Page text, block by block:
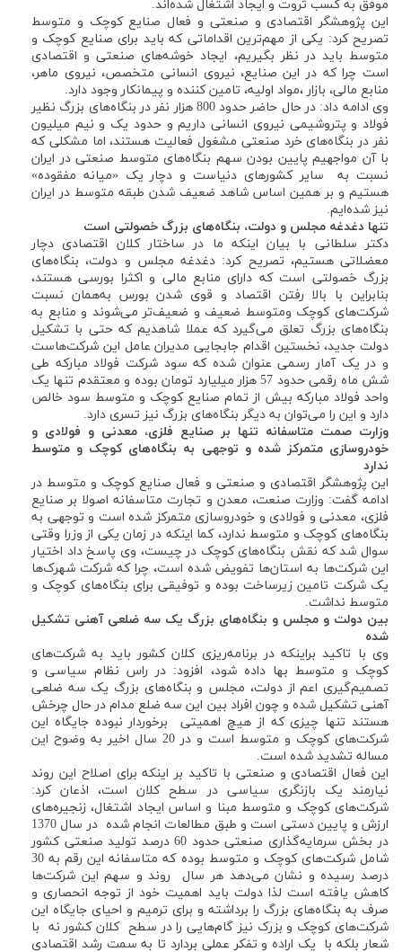
موفق به کسب ثروت و ایجاد اشتغال شده‌اند.
این پژوهشگر اقتصادی و صنعتی و فعال صنایع کوچک و متوسط
تصریح کرد: یکی از مهم‌ترین اقداماتی که باید برای صنایع کوچک و
متوسط باید در نظر بگیریم، ایجاد خوشه‌های صنعتی و اقتصادی
است چرا که در این صنایع، نیروی انسانی متخصص، نیروی ماهر،
منابع مالی، بازار ،مواد اولیه، تامین کننده و پیمانکار وجود دارد.
وی ادامه داد: در حال حاضر حدود 800 هزار نفر در بنگاه‌های بزرگ نظیر
فولاد و پتروشیمی نیروی انسانی داریم و حدود یک و نیم میلیون
نفر در بنگاه‌های خرد صنعتی مشغول فعالیت هستند، اما مشکلی که
با آن مواجهیم پایین بودن سهم بنگاه‌های متوسط صنعتی در ایران
نسبت به سایر کشورهای دنیاست و دچار یک «میانه مفقوده»
هستیم و بر همین اساس شاهد ضعیف شدن طبقه متوسط در ایران
نیز شده‌ایم.
تنها دغدغه مجلس و دولت، بنگاه‌های بزرگ خصولتی است
دکتر سلطانی با بیان اینکه ما در ساختار کلان اقتصادی دچار
معضلاتی هستیم، تصریح کرد: دغدغه مجلس و دولت، بنگاه‌های
بزرگ خصولتی است که دارای منابع مالی و اکثرا بورسی هستند،
بنابراین با بالا رفتن اقتصاد و قوی شدن بورس به‌همان نسبت
شرکت‌های کوچک ومتوسط ضعیف و ضعیف‌تر می‌شوند و منابع به
بنگاه‌های بزرگ تعلق می‌گیرد که عملا شاهدیم که حتی با تشکیل
دولت جدید، نخستین اقدام جابجایی مدیران عامل این شرکت‌هاست
و در یک آمار رسمی عنوان شده که سود شرکت فولاد مبارکه طی
شش ماه رقمی حدود 57 هزار میلیارد تومان بوده و معتقدم تنها یک
واحد فولاد مبارکه بیش از تمام صنایع کوچک و متوسط سود خالص
دارد و این را می‌توان به دیگر بنگاه‌های بزرگ نیز تسری دارد.
وزارت صمت متاسفانه تنها بر صنایع فلزی، معدنی و فولادی و
خودروسازی متمرکز شده و توجهی به بنگاه‌های کوچک و متوسط
ندارد
این پژوهشگر اقتصادی و صنعتی و فعال صنایع کوچک و متوسط در
ادامه گفت: وزارت صنعت، معدن و تجارت متاسفانه اصولا بر صنایع
فلزی، معدنی و فولادی و خودروسازی متمرکز شده است و توجهی به
بنگاه‌های کوچک و متوسط ندارد، کما اینکه در زمان یکی از وزرا وقتی
سوال شد که نقش بنگاه‌های کوچک در چیست، وی پاسخ داد اختیار
این شرکت‌ها به استان‌ها تفویض شده است، چرا که شرکت شهرک‌ها
یک شرکت تامین زیرساخت بوده و توفیقی برای بنگاه‌های کوچک و
متوسط نداشت.
بین دولت و مجلس و بنگا‌ه‌های بزرگ یک سه ضلعی آهنی تشکیل
شده
وی با تاکید براینکه در برنامه‌ریزی کلان کشور باید به شرکت‌های
کوچک و متوسط بها داده شود، افزود: در راس نظام سیاسی و
تصمیم‌گیری اعم از دولت، مجلس و بنگا‌ه‌های بزرگ یک سه ضلعی
آهنی تشکیل شده و چون افراد بین این سه ضلع مدام در حال چرخش
هستند تنها چیزی که از هیچ اهمیتی برخوردار نبوده جایگاه این
شرکت‌های کوچک و متوسط است و در 20 سال اخیر به وضوح این
مساله تشدید شده است.
این فعال اقتصادی و صنعتی با تاکید بر اینکه برای اصلاح این روند
نیارمند یک بازنگری سیاسی در سطح کلان است، اذعان کرد:
شرکت‌های کوچک و متوسط مبنا و اساس ایجاد اشتغال، زنجیره‌های
ارزش و پایین دستی است و طبق مطالعات انجام شده در سال 1370
در بخش سرمایه‌گذاری صنعتی حدود 60 درصد تولید صنعتی کشور
شامل شرکت‌های کوچک و متوسط بوده که متاسفانه این رقم به 30
درصد رسیده و نشان می‌دهد هر سال روند و سهم این شرکت‌ها
کاهش یافته است لذا دولت باید اهمیت خود از توجه انحصاری و
صرف به بنگاه‌های بزرگ را برداشته و برای ترمیم و احیای جایگاه این
شرکت‌های کوچک و بزرک نیز گام‌هایی را در سطح کلان کشور نه با
شعار بلکه با یک اراده و تفکر عملی بردارد تا به سمت رشد اقتصادی